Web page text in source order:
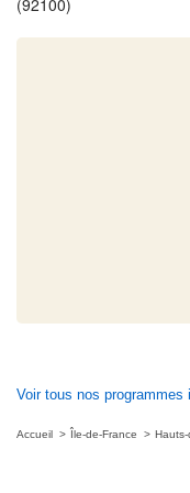
(92100)
Voir tous nos
Accueil Île-de-France